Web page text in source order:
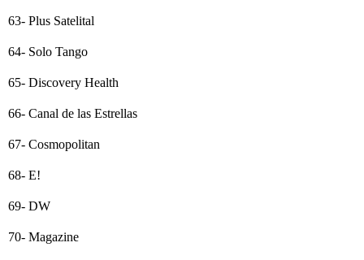
63- Plus Satelital
64- Solo Tango
65- Discovery Health
66- Canal de las Estrellas
67- Cosmopolitan
68- E!
69- DW
70- Magazine